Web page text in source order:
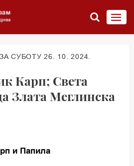
СУБОТУ 26. 10. 2024.
Карп; Света
Злата Меглинска
и Папила